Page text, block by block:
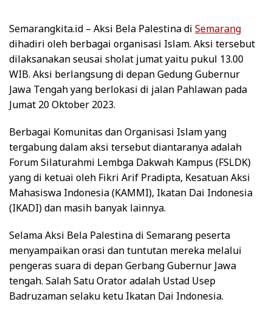
Semarangkita.id – Aksi Bela Palestina di Semarang
dihadiri oleh berbagai organisasi Islam. Aksi tersebut
dilaksanakan seusai sholat jumat yaitu pukul 13.00
WIB. Aksi berlangsung di depan Gedung Gubernur
Jawa Tengah yang berlokasi di jalan Pahlawan pada
Jumat 20 Oktober 2023.
Berbagai Komunitas dan Organisasi Islam yang
tergabung dalam aksi tersebut diantaranya adalah
Forum Silaturahmi Lembga Dakwah Kampus (FSLDK)
yang di ketuai oleh Fikri Arif Pradipta, Kesatuan Aksi
Mahasiswa Indonesia (KAMMI), Ikatan Dai Indonesia
(IKADI) dan masih banyak lainnya.
Selama Aksi Bela Palestina di Semarang peserta
menyampaikan orasi dan tuntutan mereka melalui
pengeras suara di depan Gerbang Gubernur Jawa
tengah. Salah Satu Orator adalah Ustad Usep
Badruzaman selaku ketu Ikatan Dai Indonesia.